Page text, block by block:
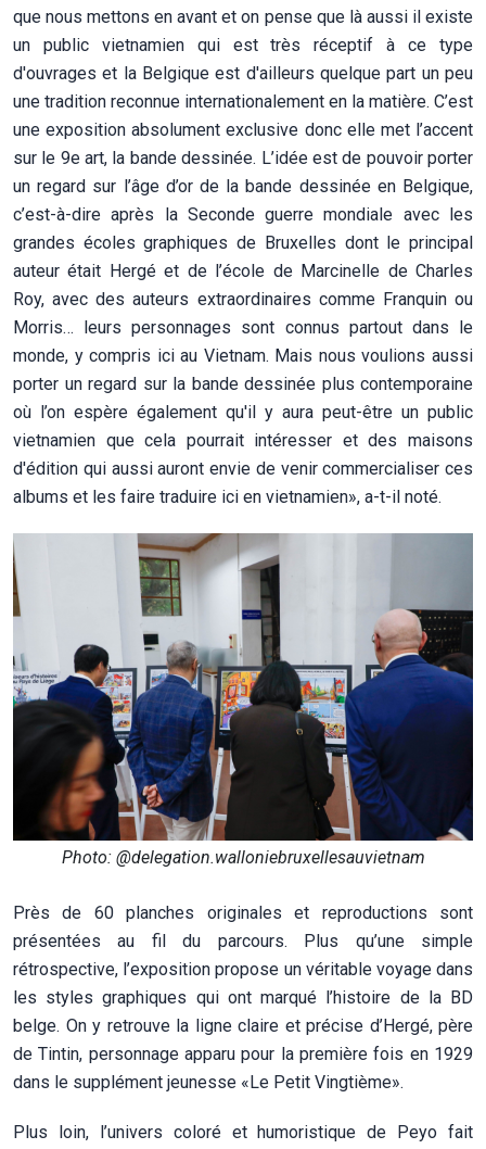
que nous mettons en avant et on pense que là aussi il existe
un public vietnamien qui est très réceptif à ce type
d'ouvrages et la Belgique est d'ailleurs quelque part un peu
une tradition reconnue internationalement en la matière. C’est
une exposition absolument exclusive donc elle met l’accent
sur le 9e art, la bande dessinée. L’idée est de pouvoir porter
un regard sur l’âge d’or de la bande dessinée en Belgique,
c’est-à-dire après la Seconde guerre mondiale avec les
grandes écoles graphiques de Bruxelles dont le principal
auteur était Hergé et de l’école de Marcinelle de Charles
Roy, avec des auteurs extraordinaires comme Franquin ou
Morris… leurs personnages sont connus partout dans le
monde, y compris ici au Vietnam. Mais nous voulions aussi
porter un regard sur la bande dessinée plus contemporaine
où l’on espère également qu'il y aura peut-être un public
vietnamien que cela pourrait intéresser et des maisons
d'édition qui aussi auront envie de venir commercialiser ces
albums et les faire traduire ici en vietnamien», a-t-il noté.
Photo: @delegation.walloniebruxellesauvietnam
Près de 60 planches originales et reproductions sont
présentées au fil du parcours. Plus qu’une simple
rétrospective, l’exposition propose un véritable voyage dans
les styles graphiques qui ont marqué l’histoire de la BD
belge. On y retrouve la ligne claire et précise d’Hergé, père
de Tintin, personnage apparu pour la première fois en 1929
dans le supplément jeunesse «Le Petit Vingtième».
Plus loin, l’univers coloré et humoristique de Peyo fait